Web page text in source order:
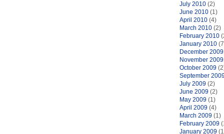
July 2010 (2)
June 2010 (1)
April 2010 (4)
March 2010 (2)
February 2010
January 2010
December 2009
November 2009
October 2009
September
July 2009 (2)
June 2009 (2)
May 2009 (1)
April 2009 (4)
March 2009 (1)
February 2009
January 2009